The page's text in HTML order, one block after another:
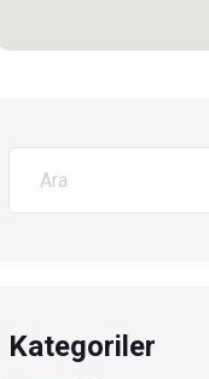
Kategoriler